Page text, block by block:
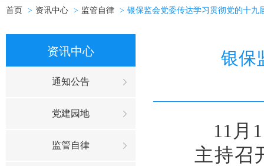
首页 资讯中心 监管自律 银保监会党委传达学习贯彻党的十九
资讯中心
通知公告
党建园地
监管自律
银保
11月
主持召